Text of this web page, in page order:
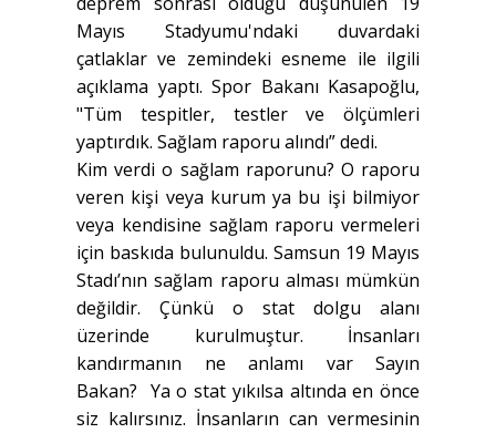
Mayıs Stadyumu'ndaki duvardaki
çatlaklar ve zemindeki esneme ile ilgili
açıklama yaptı. Spor Bakanı Kasapoğlu,
"Tüm tespitler, testler ve ölçümleri
yaptırdık. Sağlam raporu alındı” dedi.
Kim verdi o sağlam raporunu? O raporu
veren kişi veya kurum ya bu işi bilmiyor
veya kendisine sağlam raporu vermeleri
için baskıda bulunuldu. Samsun 19 Mayıs
Stadı’nın sağlam raporu alması mümkün
değildir. Çünkü o stat dolgu alanı
üzerinde kurulmuştur. İnsanları
kandırmanın ne anlamı var Sayın
Bakan? Ya o stat yıkılsa altında en önce
siz kalırsınız. İnsanların can vermesinin